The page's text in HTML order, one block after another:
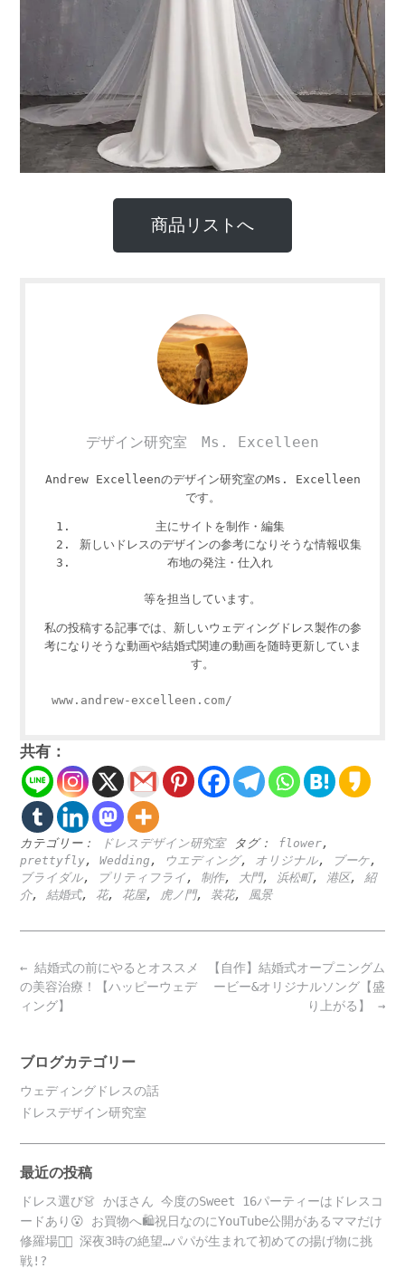
商品リストへ
デザイン研究室 Ms. Excelleen
Andrew Excelleenのデザイン研究室のMs. Excelleen
です。
主にサイトを制作・編集
新しいドレスのデザインの参考になりそうな情報収集
布地の発注・仕入れ
等を担当しています。
私の投稿する記事では、新しいウェディングドレス製作の参
考になりそうな動画や結婚式関連の動画を随時更新していま
す。
www.andrew-excelleen.com/
共有：
カテゴリー： ドレスデザイン研究室 タグ： flower,
prettyfly, Wedding , ウエディング, オリジナル, ブーケ,
ブライダル, プリティフライ , 制作, 大門, 浜松町, 港区, 紹
介, 結婚式, 花, 花屋, 虎ノ門, 装花, 風景
Post
navigation
【自作】結婚式オープニングム
ービー&オリジナルソング【盛
り上がる】 →
← 結婚式の前にやるとオススメ
の美容治療！【ハッピーウェデ
ィング】
ブログカテゴリー
ウェディングドレスの話
ドレスデザイン研究室
最近の投稿
ドレス選び👗 かほさん 今度のSweet 16パーティーはドレスコ
ードあり😮 お買物へ🛍️祝日なのにYouTube公開があるママだけ
修羅場😵‍💫 深夜3時の絶望…パパが生まれて初めての揚げ物に挑
戦!?